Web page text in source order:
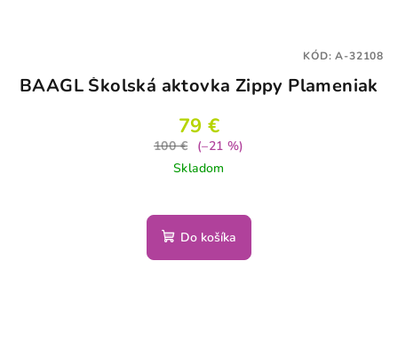
BAAGL Školská aktovka Zippy Plameniak
79 €
100 €
(–21 %)
Skladom
Do košíka
KÓD:A-32108